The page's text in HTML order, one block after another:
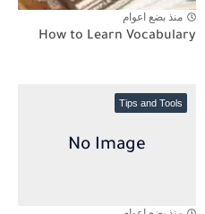
منذ بضع اعوام
How to Learn Vocabulary
Tips and Tools